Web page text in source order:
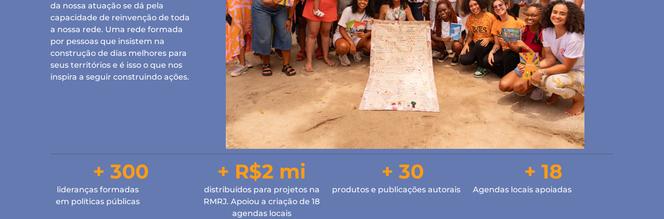
da nossa atuação se dá pela
capacidade de reinvenção de toda
a nossa rede. Uma rede formada
por pessoas que insistem na
construção de dias melhores para
seus territórios e é isso o que nos
inspira a seguir construindo ações.
+ 300
lideranças formadas
em políticas públicas
+ R$2 mi
distribuídos para projetos na
RMRJ. Apoiou a criação de 18
agendas locais
+ 30
produtos e publicações autorais
+ 18
Agendas locais apoiadas